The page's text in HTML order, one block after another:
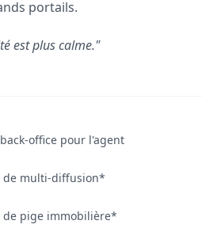
portails.
est plus calme."
office pour l'agent
de multi-diffusion*
de pige immobilière*